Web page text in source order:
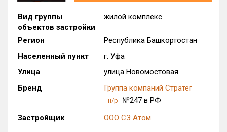
Только новые
Оценка ЕРЗ ЖК
от до
с продажами
Вид группы
объектов застройки
жилой комплекс
Регион
Республика Башкортостан
Населенный пункт
г. Уфа
Улица
улица Новомостовая
Бренд
Группа компаний Стратег
н/р
№247 в РФ
Застройщик
ООО СЗ Атом